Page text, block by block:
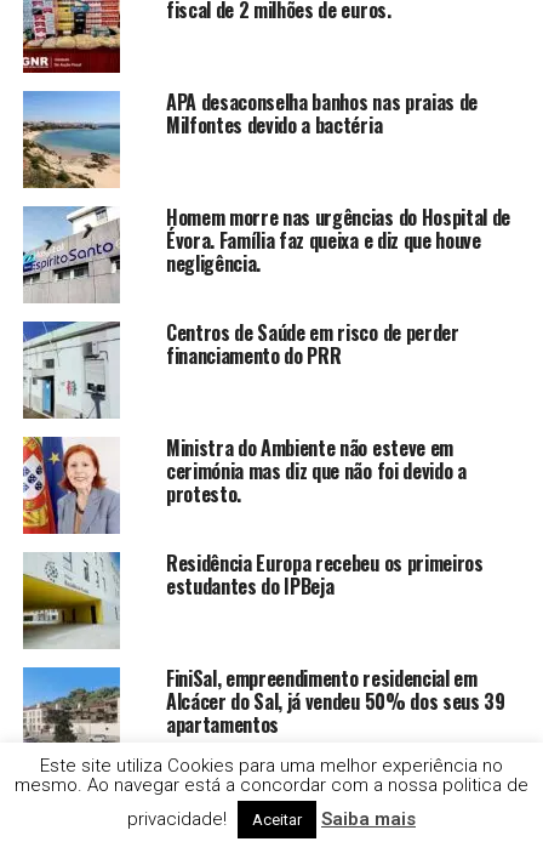
fiscal de 2 milhões de euros.
APA desaconselha banhos nas praias de
Milfontes devido a bactéria
Homem morre nas urgências do Hospital de
Évora. Família faz queixa e diz que houve
negligência.
Centros de Saúde em risco de perder
financiamento do PRR
Ministra do Ambiente não esteve em
cerimónia mas diz que não foi devido a
protesto.
Residência Europa recebeu os primeiros
estudantes do IPBeja
FiniSal, empreendimento residencial em
Alcácer do Sal, já vendeu 50% dos seus 39
apartamentos
Alentejo Litoral ultrapassa Algarve e torna-
se o destino preferido dos portugueses nas
férias de verão
Este site utiliza Cookies para uma melhor experiência no
mesmo. Ao navegar está a concordar com a nossa politica de
privacidade!
Aceitar Saiba mais